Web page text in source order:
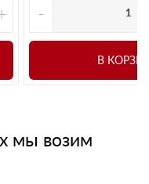
-
В
мы возим